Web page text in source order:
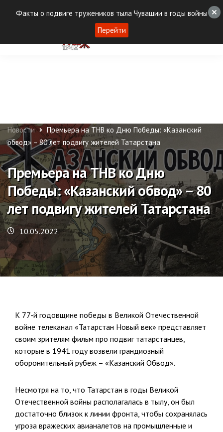
Новости
Премьера на ТНВ ко Дню Победы: «Казанский
обвод» – 80 лет подвигу жителей Татарстана
Премьера на ТНВ ко Дню
Победы: «Казанский обвод» – 80
лет подвигу жителей Татарстана
10.05.2022
К 77-й годовщине победы в Великой Отечественной
войне телеканал «Татарстан Новый век» представляет
своим зрителям фильм про подвиг татарстанцев,
которые в 1941 году возвели грандиозный
оборонительный рубеж – «Казанский Обвод».
Несмотря на то, что Татарстан в годы Великой
Отечественной войны располагалась в тылу, он был
достаточно близок к линии фронта, чтобы сохранялась
угроза вражеских авианалетов на промышленные и
Факты о подвиге тружеников тыла Чувашии в годы войны
Перейти